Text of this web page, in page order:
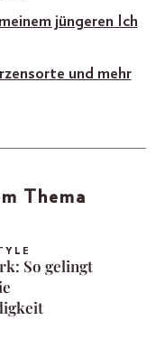
jüngeren Ich
und mehr
Thema
So gelingt